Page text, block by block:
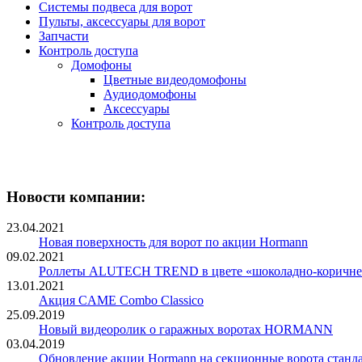
Системы подвеса для ворот
Пульты, аксессуары для ворот
Запчасти
Контроль доступа
Домофоны
Цветные видеодомофоны
Аудиодомофоны
Аксессуары
Контроль доступа
Новости компании:
23.04.2021
Новая поверхность для ворот по акции Hormann
09.02.2021
Роллеты ALUTECH TREND в цвете «шоколадно-
13.01.2021
Акция CAME Combo Classico
25.09.2019
Новый видеоролик о гаражных воротах HORMANN
03.04.2019
Обновление акции Hormann на секционные ворота